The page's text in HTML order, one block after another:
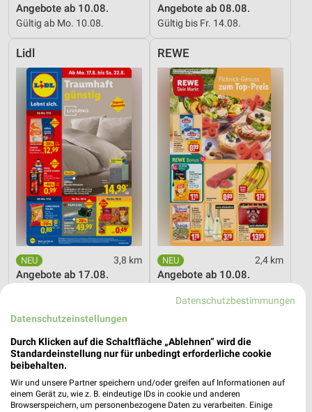
Angebote ab 10.08.
Gültig ab Mo. 10.08.
Angebote ab 08.08.
Gültig bis Fr. 14.08.
Lidl
3,8 km
Angebote ab 17.08.
REWE
2,4 km
Angebote ab 10.08.
Kaufland
Datenschutzbestimmungen
Datenschutzeinstellungen
Durch Klicken auf die Schaltfläche „Ablehnen“ wird die
Standardeinstellung nur für unbedingt erforderliche cookie
beibehalten.
Wir und unsere Partner speichern und/oder greifen auf Informationen auf
einem Gerät zu, wie z. B. eindeutige IDs in cookie und anderen
Browserspeichern, um personenbezogene Daten zu verarbeiten. Einige